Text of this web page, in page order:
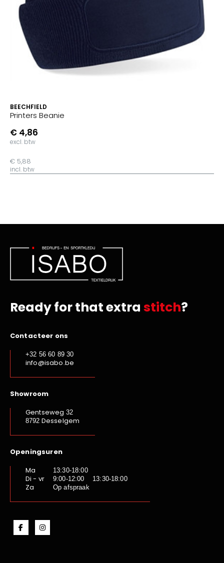
BEECHFIELD
Printers Beanie
€ 4,86
excl. btw
€ 5,88
incl. btw
Ready for that extra stitch?
Contacteer ons
+32 56 60 89 30
info@isabo.be
Showroom
Gentseweg 32
8792 Desselgem
Openingsuren
Ma
13:30-18:00
Di - vr 9:00-12:00 13:30-18:00
Za Op afspraak